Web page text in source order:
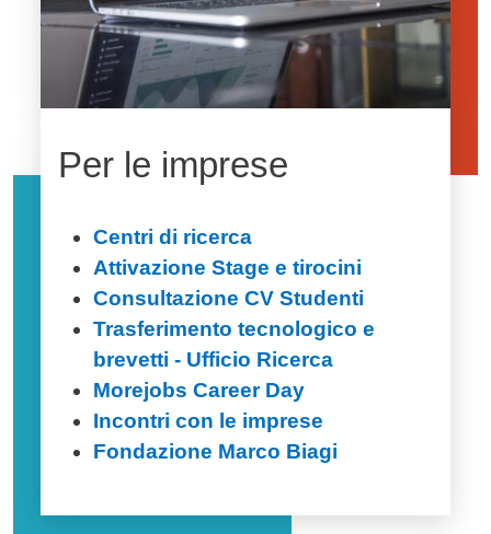
Per le imprese
Centri di ricerca
Attivazione Stage e tirocini
Consultazione CV Studenti
Trasferimento tecnologico e
brevetti - Ufficio Ricerca
Morejobs Career Day
Incontri con le imprese
Fondazione Marco Biagi